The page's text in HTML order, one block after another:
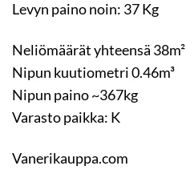
Levyn paino noin: 37 Kg
Neliömäärät yhteensä 38m²
Nipun kuutiometri 0.46m³
Nipun paino ~367kg
Varasto paikka: K
Vanerikauppa.com